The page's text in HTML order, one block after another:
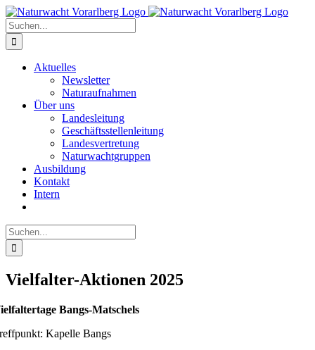
Zum
Inhalt
springen
Suche
nach:
Aktuelles
Newsletter
Naturaufnahmen
Über uns
Landesleitung
Geschäftsstellenleitung
Landesvertretung
Naturwachtgruppen
Ausbildung
Kontakt
Intern
Suche
nach:
Vielfalter-Aktionen 2025
Bangs-Matschels
Kapelle Bangs